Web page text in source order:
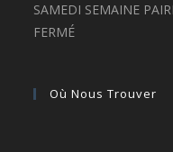
SAMEDI SEMAINE
FERMÉ
Où Nous Trouver